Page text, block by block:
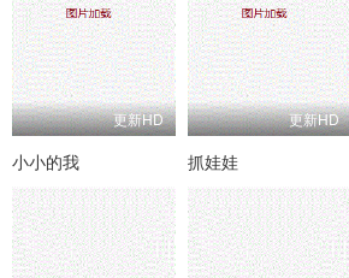
更新HD
小小的我
更新HD
抓娃娃